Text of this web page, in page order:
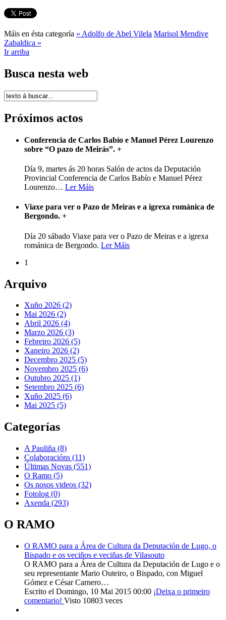
Máis en ésta categoría « Adolfo de Abel Vilela Marisol Mendive
Zabaldica »
Ir arriba
Busca nesta web
Próximos actos
Conferencia de Carlos Babío e Manuel Pérez Lourenzo
sobre “O pazo de Meirás”. +
Día 9, martes ás 20 horas Salón de actos da Deputación
Provincial Conferencia de Carlos Babío e Manuel Pérez
Lourenzo… Ler Máis
Viaxe para ver o Pazo de Meiras e a igrexa románica de
Bergondo. +
Día 20 sábado Viaxe para ver o Pazo de Meiras e a igrexa
románica de Bergondo. Ler Máis
1
Arquivo
Xuño 2026 (2)
Mai 2026 (2)
Abril 2026 (4)
Marzo 2026 (3)
Febreiro 2026 (5)
Xaneiro 2026 (2)
Decembro 2025 (5)
Novembro 2025 (6)
Outubro 2025 (1)
Setembro 2025 (6)
Xuño 2025 (6)
Mai 2025 (5)
Categorías
A Pauliña (8)
Colaboracións (11)
Últimas Novas (551)
O Ramo (5)
Os nosos videos (32)
Fotolog (0)
Axenda (293)
O RAMO
O RAMO para a Área de Cultura da Deputación de Lugo, o
Bispado e os veciños e veciñas de Vilasouto
O RAMO para a Área de Cultura da Deputación de Lugo e o
seu representante Mario Outeiro, o Bispado, con Miguel
Gómez e César Carnero…
Escrito el Domingo, 10 Mai 2015 00:00 ¡Deixa o primeiro
comentario! Visto 10803 veces